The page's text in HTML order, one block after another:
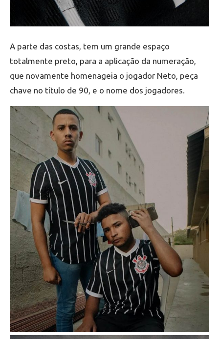
A parte das costas, tem um grande espaço
totalmente preto, para a aplicação da numeração,
que novamente homenageia o jogador Neto, peça
chave no título de 90, e o nome dos jogadores.